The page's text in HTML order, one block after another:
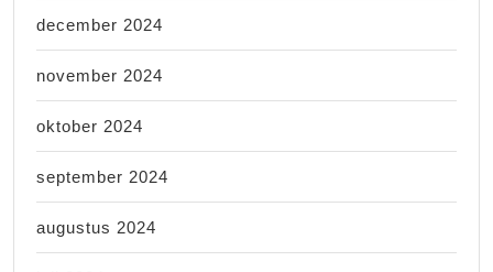
december 2024
november 2024
oktober 2024
september 2024
augustus 2024